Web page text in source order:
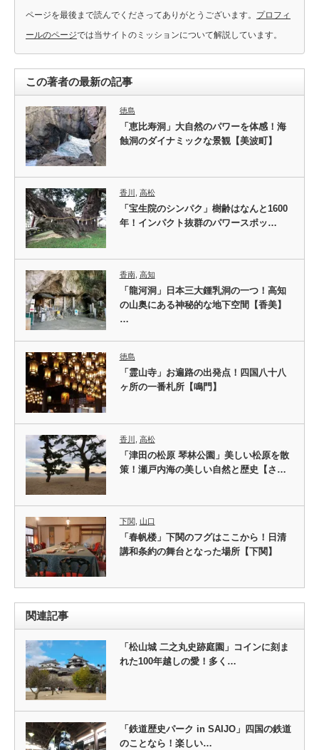
ページを最後まで読んでくださってありがとうございます。 プロフィ
ールのページでは当サイトのミッションについて解説しています。
この著者の最新の記事
徳島
「恵比寿洞」大自然のパワーを体感！海
蝕洞のダイナミックな景観【美波町】
香川 高松
「宝生院のシンパク」樹齢はなんと1600
年！インパクト抜群のパワースポッ…
香南, 高知
「龍河洞」日本三大鍾乳洞の一つ！高知
の山奥にある神秘的な地下空間【香美】
…
徳島
「霊山寺」お遍路の出発点！四国八十八
ヶ所の一番札所【鳴門】
香川 高松
「津田の松原 琴林公園」美しい松原を散
策！瀬戸内海の美しい自然と歴史【さ…
下関 山口
「春帆楼」下関のフグはここから！日清
講和条約の舞台となった場所【下関】
関連記事
「松山城 二之丸史跡庭園」コインに刻ま
れた100年越しの愛！多く…
「鉄道歴史パーク in SAIJO」四国の鉄道
のことなら！楽しい…